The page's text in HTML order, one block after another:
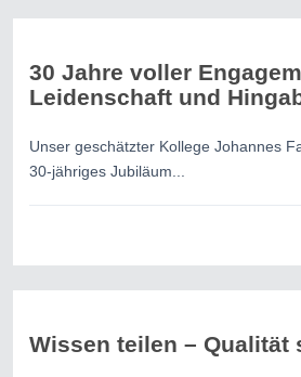
30 Jahre voller
Leidenschaft und
Unser geschätzter Kollege Johannes
30-jähriges Jubiläum...
Wissen teilen – Qualität